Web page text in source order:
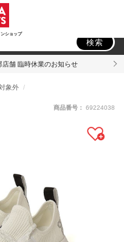
ンショップ
検索
舗 臨時休業のお知らせ
象外
商品番号： 69224038